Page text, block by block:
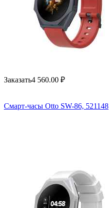
Заказать4 560.00 ₽
Смарт-часы Otto SW-86, 521148